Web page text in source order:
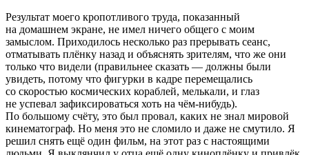
Результат моего кропотливого труда, показанный
на домашнем экране, не имел ничего общего с моим
замыслом. Приходилось несколько раз прерывать сеанс,
отматывать плёнку назад и объяснять зрителям, что же они
только что видели (правильнее сказать — должны были
увидеть, потому что фигурки в кадре перемещались
со скоростью космических кораблей, мелькали, и глаз
не успевал зафиксироваться хоть на чём-нибудь).
По большому счёту, это был провал, каких не знал мировой
кинематограф. Но меня это не сломило и даже не смутило. Я
решил снять ещё один фильм, на этот раз с настоящими